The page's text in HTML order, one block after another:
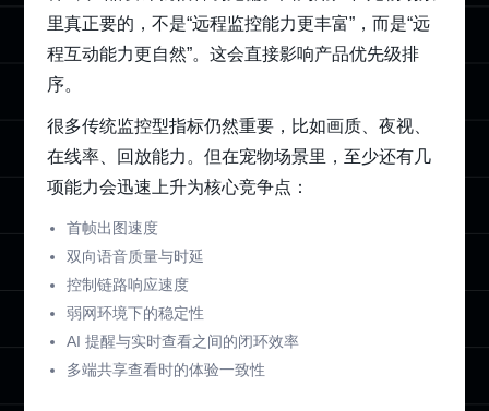
里真正要的，不是“远程监控能力更丰富”，而是“远
程互动能力更自然”。这会直接影响产品优先级排
序。
很多传统监控型指标仍然重要，比如画质、夜视、
在线率、回放能力。但在宠物场景里，至少还有几
项能力会迅速上升为核心竞争点：
首帧出图速度
双向语音质量与时延
控制链路响应速度
弱网环境下的稳定性
AI 提醒与实时查看之间的闭环效率
多端共享查看时的体验一致性